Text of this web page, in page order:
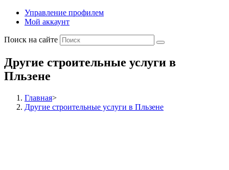
Управление профилем
Мой аккаунт
Поиск на сайте
Другие строительные услуги в
Пльзене
Главная>
Другие строительные услуги в Пльзене